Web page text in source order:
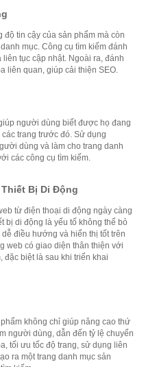
tin cậy của sản phẩm mà còn
mục. Công cụ tìm kiếm đánh
tục cập nhật. Ngoài ra, đánh
liên quan, giúp cải thiện SEO.
người dùng biết được họ đang
trang trước đó. Sử dụng
dùng và làm cho trang danh
các công cụ tìm kiếm.
Bị Di Động
từ điện thoại di động ngày càng
bị di động là yếu tố không thể bỏ
điều hướng và hiển thị tốt trên
web có giao diện thân thiện với
đặc biệt là sau khi triển khai
không chỉ giúp nâng cao thứ
người dùng, dẫn đến tỷ lệ chuyển
tối ưu tốc độ trang, sử dụng liên
ra một trang danh mục sản